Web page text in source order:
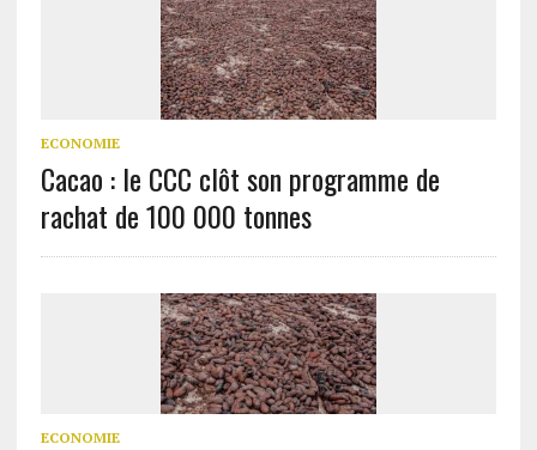
ECONOMIE
Cacao : le CCC clôt son programme de
rachat de 100 000 tonnes
ECONOMIE